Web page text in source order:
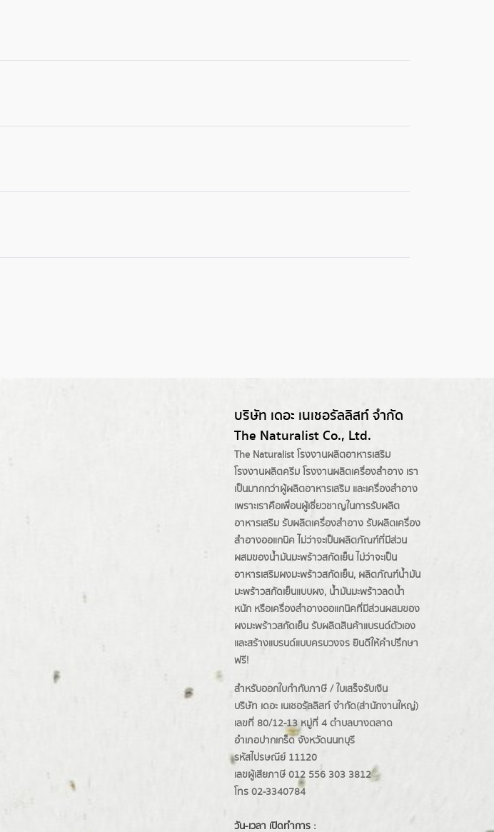
บริษัท เดอะ เนเชอรัลลิสท์ จำกัด
The Naturalist Co., Ltd.
The Naturalist โรงงานผลิตอาหารเสริม
โรงงานผลิตครีมโรงงานผลิตเครื่องสำอาง เรา
เป็นมากกว่าผู้ผลิตอาหารเสริมและเครื่องสำอาง
เพราะเราคือเพื่อนผู้เชี่ยวชาญในการรับผลิต
อาหารเสริม รับผลิตเครื่องสำอาง รับผลิตเครื่อง
สำอางออแกนิค ไม่ว่าจะเป็นผลิตภัณฑ์ที่มีส่วน
ผสมของน้ำมันมะพร้าวสกัดเย็น ไม่ว่าจะเป็น
อาหารเสริมผงมะพร้าวสกัดเย็น, ผลิตภัณฑ์น้ำมัน
มะพร้าวสกัดเย็นแบบผง, น้ำมันมะพร้าวลดน้ำ
หนักหรือเครื่องสำอางออแกนิคที่มีส่วนผสมของ
ผงมะพร้าวสกัดเย็น รับผลิตสินค้าแบรนด์ตัวเอง
และสร้างแบรนด์แบบครบวงจร ยินดีให้คำปรึกษา
ฟรี!
สำหรับออกใบกำกับภาษี / ใบเสร็จรับเงิน
บริษัท เดอะ เนเชอรัลลิสท์ จำกัด(ส่านักงานใหญ่)
เลขที่ 80/12-13 หมู่ที่ 4 ตำบลบางตลาด
อำเภอปากเกร็ดจังหวัดนนทบุรี
รหัสไปรษณีย์ 11120
เลขผู้เสียภาษี 012 556 303 3812
โทร 02-3340784
วัน-เวลา เปิดทำการ :